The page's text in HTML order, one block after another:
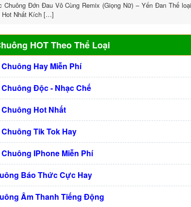
Chuông Đớn Đau Vô Cùng Remix (Giọng Nữ) – Yến Đan Thể
Hot Nhất Kích […]
HOT Theo Thể Loại
Hay Miễn Phí
Chuông Độc - Nhạc Chế
Hot Nhất
Tik Tok Hay
IPhone Miễn Phí
Báo Thức Cực Hay
Âm Thanh Tiếng Động